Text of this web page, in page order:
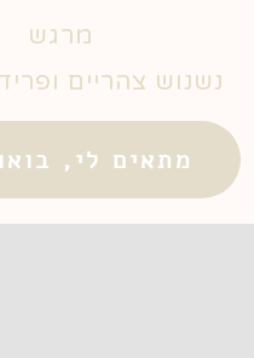
מרגש
14:30 נשנוש צהריים
מתאים לי,